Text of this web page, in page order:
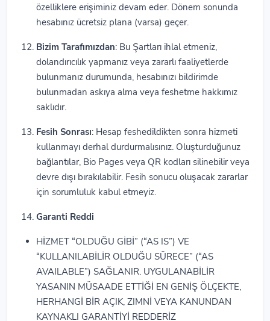
özelliklere erişiminiz devam eder. Dönem sonunda
hesabınız ücretsiz plana (varsa) geçer.
Bizim Tarafımızdan: Bu Şartları ihlal etmeniz,
dolandırıcılık yapmanız veya zararlı faaliyetlerde
bulunmanız durumunda, hesabınızı bildirimde
bulunmadan askıya alma veya feshetme hakkımız
saklıdır.
Fesih Sonrası: Hesap feshedildikten sonra hizmeti
kullanmayı derhal durdurmalısınız. Oluşturduğunuz
bağlantılar, Bio Pages veya QR kodları silinebilir veya
devre dışı bırakılabilir. Fesih sonucu oluşacak zararlar
için sorumluluk kabul etmeyiz.
Garanti Reddi
HİZMET “OLDUĞU GİBİ” (“AS IS”) VE
“KULLANILABİLİR OLDUĞU SÜRECE” (“AS
AVAILABLE”) SAĞLANIR. UYGULANABİLİR
YASANIN MÜSAADE ETTİĞİ EN GENİŞ ÖLÇEKTE,
HERHANGİ BİR AÇIK, ZIMNİ VEYA KANUNDAN
KAYNAKLI GARANTİYİ REDDERİZ